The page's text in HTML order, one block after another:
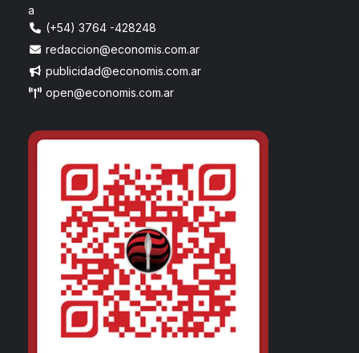
a
(+54) 3764 -428248
redaccion@economis.com.ar
publicidad@economis.com.ar
open@economis.com.ar